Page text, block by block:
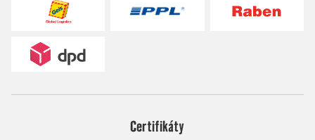
Certifikáty